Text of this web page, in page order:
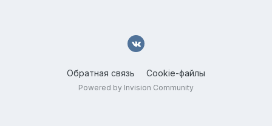
Обратная связь Cookie-файлы
Powered by Invision Community